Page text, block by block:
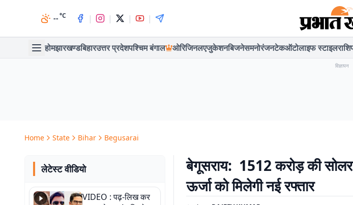
--°C | | | |
होमझारखण्डबिहारउत्तर प्रदेशपश्चिम बंगाल ओरिजिनलएजुकेशनबिजनेसमनोरंजनटेकऑटोलाइफ स्टाइल
विज्ञापन
Home State Bihar Begusarai
लेटेस्ट वीडियो
VIDEO : पढ़-लिख कर
बेगूसराय: 1512 करोड़ की सोलर
ऊर्जा को मिलेगी नई रफ्तार